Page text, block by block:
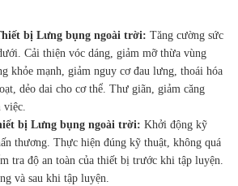
bị Lưng bụng ngoài trời: Tăng cường sức
Cải thiện vóc dáng, giảm mỡ thừa vùng
khỏe mạnh, giảm nguy cơ đau lưng, thoái hóa
dẻo dai cho cơ thể. Thư giãn, giảm căng
việc.
bị Lưng bụng ngoài trời: Khởi động kỹ
thương. Thực hiện đúng kỹ thuật, không quá
tra độ an toàn của thiết bị trước khi tập luyện.
và sau khi tập luyện.